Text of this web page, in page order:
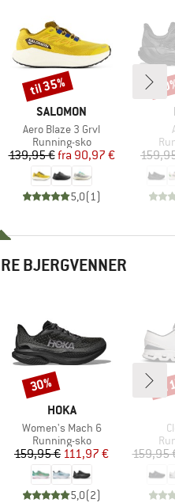
MÆRKE
SALOMON
Artikel
Aero Blaze 3 Grvl
Produktgruppe
Running-sko
Pris
139,95 € Nedsat pris
fra 90,97 €
5,0(1 )
Rabat
til 35%
BJERGVENNER
MÆRKE
HOKA
Artikel
Women's Mach 6
Produktgruppe
Running-sko
Pris
159,95 €Nedsat pris
111,97 €
5,0(2)
Rabat
30%
159,95